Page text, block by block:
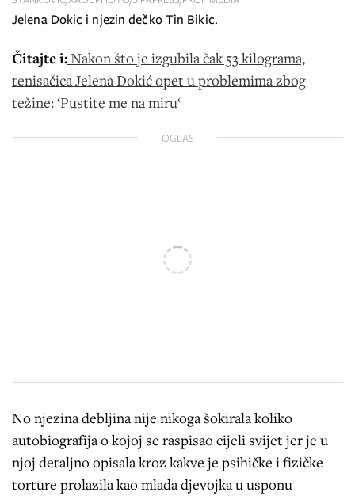
Jelena Dokic i njezin dečko Tin Bikic.
Čitajte i:Nakon što je izgubila čak 53 kilograma,
tenisačica Jelena Dokić opet u problemima zbog
težine: ‘Pustite me na miru‘
OGLAS
No njezina debljina nije nikoga šokirala koliko
autobiografija o kojoj se raspisao cijeli svijet jer je u
njoj detaljno opisala kroz kakve je psihičke i fizičke
torture prolazila kao mlada djevojka u usponu